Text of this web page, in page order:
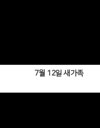
7월 12일 새가족